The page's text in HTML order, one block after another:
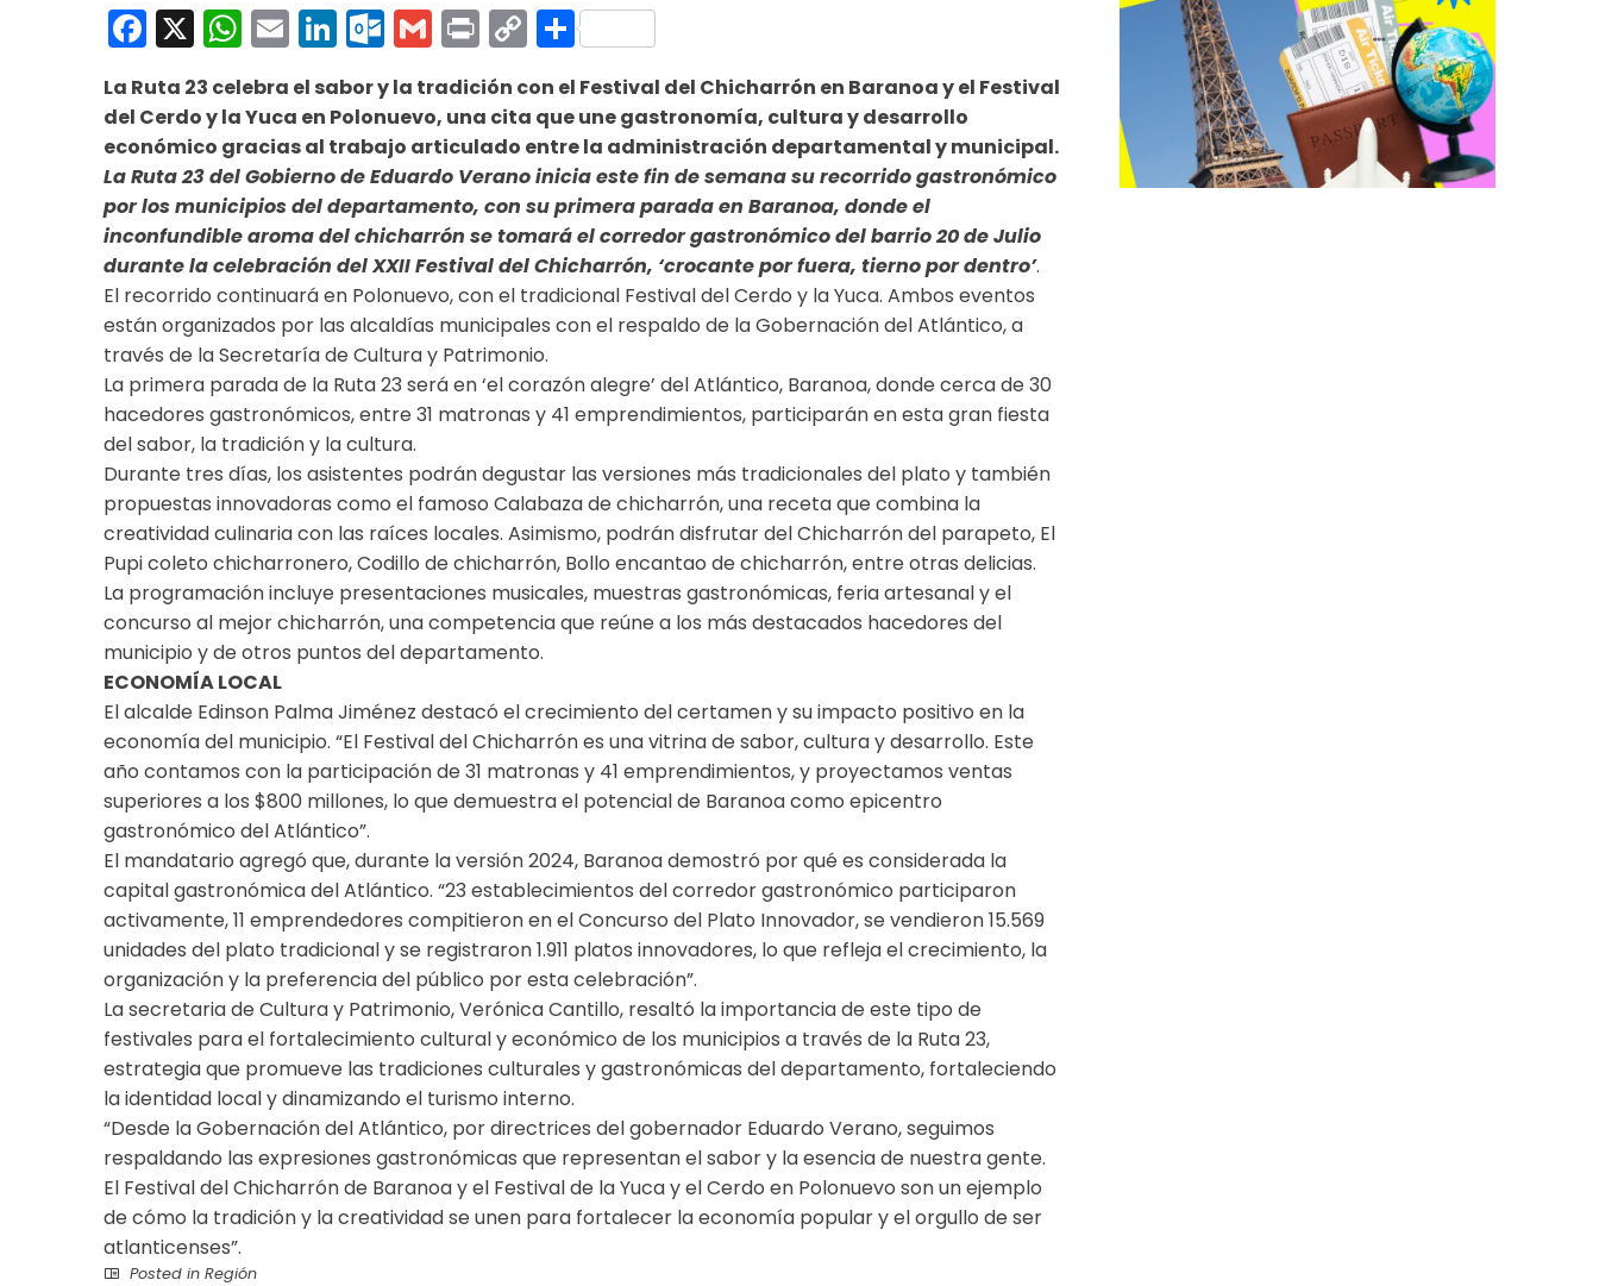
Facebook
X WhatsApp
EmailLinkedIn
Outlook.com
Gmail
PrintCopy
Link
Compartir
La Ruta 23 celebra el sabor y la tradición con el Festival del Chicharrón en Baranoa y el Festival
del Cerdo y la Yuca en Polonuevo, una cita que une gastronomía, cultura y desarrollo
económico gracias al trabajo articulado entre la administración departamental y municipal.
La Ruta 23 del Gobierno de Eduardo Verano inicia este fin de semana su recorrido gastronómico
por los municipios del departamento, con su primera parada en Baranoa, donde el
inconfundible aroma del chicharrón se tomará el corredor gastronómico del barrio 20 de Julio
durante la celebración del XXII Festival del Chicharrón, ‘crocante por fuera, tierno por dentro’.
El recorrido continuará en Polonuevo, con el tradicional Festival del Cerdo y la Yuca. Ambos eventos
están organizados por las alcaldías municipales con el respaldo de la Gobernación del Atlántico, a
través de la Secretaría de Cultura y Patrimonio.
La primera parada de la Ruta 23 será en ‘el corazón alegre’ del Atlántico, Baranoa, donde cerca de 30
hacedores gastronómicos, entre 31 matronas y 41 emprendimientos, participarán en esta gran fiesta
del sabor, la tradición y la cultura.
Durante tres días, los asistentes podrán degustar las versiones más tradicionales del plato y también
propuestas innovadoras como el famoso Calabaza de chicharrón, una receta que combina la
creatividad culinaria con las raíces locales. Asimismo, podrán disfrutar del Chicharrón del parapeto, El
Pupi coleto chicharronero, Codillo de chicharrón, Bollo encantao de chicharrón, entre otras delicias.
La programación incluye presentaciones musicales, muestras gastronómicas, feria artesanal y el
concurso al mejor chicharrón, una competencia que reúne a los más destacados hacedores del
municipio y de otros puntos del departamento.
ECONOMÍA LOCAL
El alcalde Edinson Palma Jiménez destacó el crecimiento del certamen y su impacto positivo en la
economía del municipio. “El Festival del Chicharrón es una vitrina de sabor, cultura y desarrollo. Este
año contamos con la participación de 31 matronas y 41 emprendimientos, y proyectamos ventas
superiores a los $800 millones, lo que demuestra el potencial de Baranoa como epicentro
gastronómico del Atlántico”.
El mandatario agregó que, durante la versión 2024, Baranoa demostró por qué es considerada la
capital gastronómica del Atlántico. “23 establecimientos del corredor gastronómico participaron
activamente, 11 emprendedores compitieron en el Concurso del Plato Innovador, se vendieron 15.569
unidades del plato tradicional y se registraron 1.911 platos innovadores, lo que refleja el crecimiento, la
organización y la preferencia del público por esta celebración”.
La secretaria de Cultura y Patrimonio, Verónica Cantillo, resaltó la importancia de este tipo de
festivales para el fortalecimiento cultural y económico de los municipios a través de la Ruta 23,
estrategia que promueve las tradiciones culturales y gastronómicas del departamento, fortaleciendo
la identidad local y dinamizando el turismo interno.
“Desde la Gobernación del Atlántico, por directrices del gobernador Eduardo Verano, seguimos
respaldando las expresiones gastronómicas que representan el sabor y la esencia de nuestra gente.
El Festival del Chicharrón de Baranoa y el Festival de la Yuca y el Cerdo en Polonuevo son un ejemplo
de cómo la tradición y la creatividad se unen para fortalecer la economía popular y el orgullo de ser
atlanticenses”.
Posted in Región